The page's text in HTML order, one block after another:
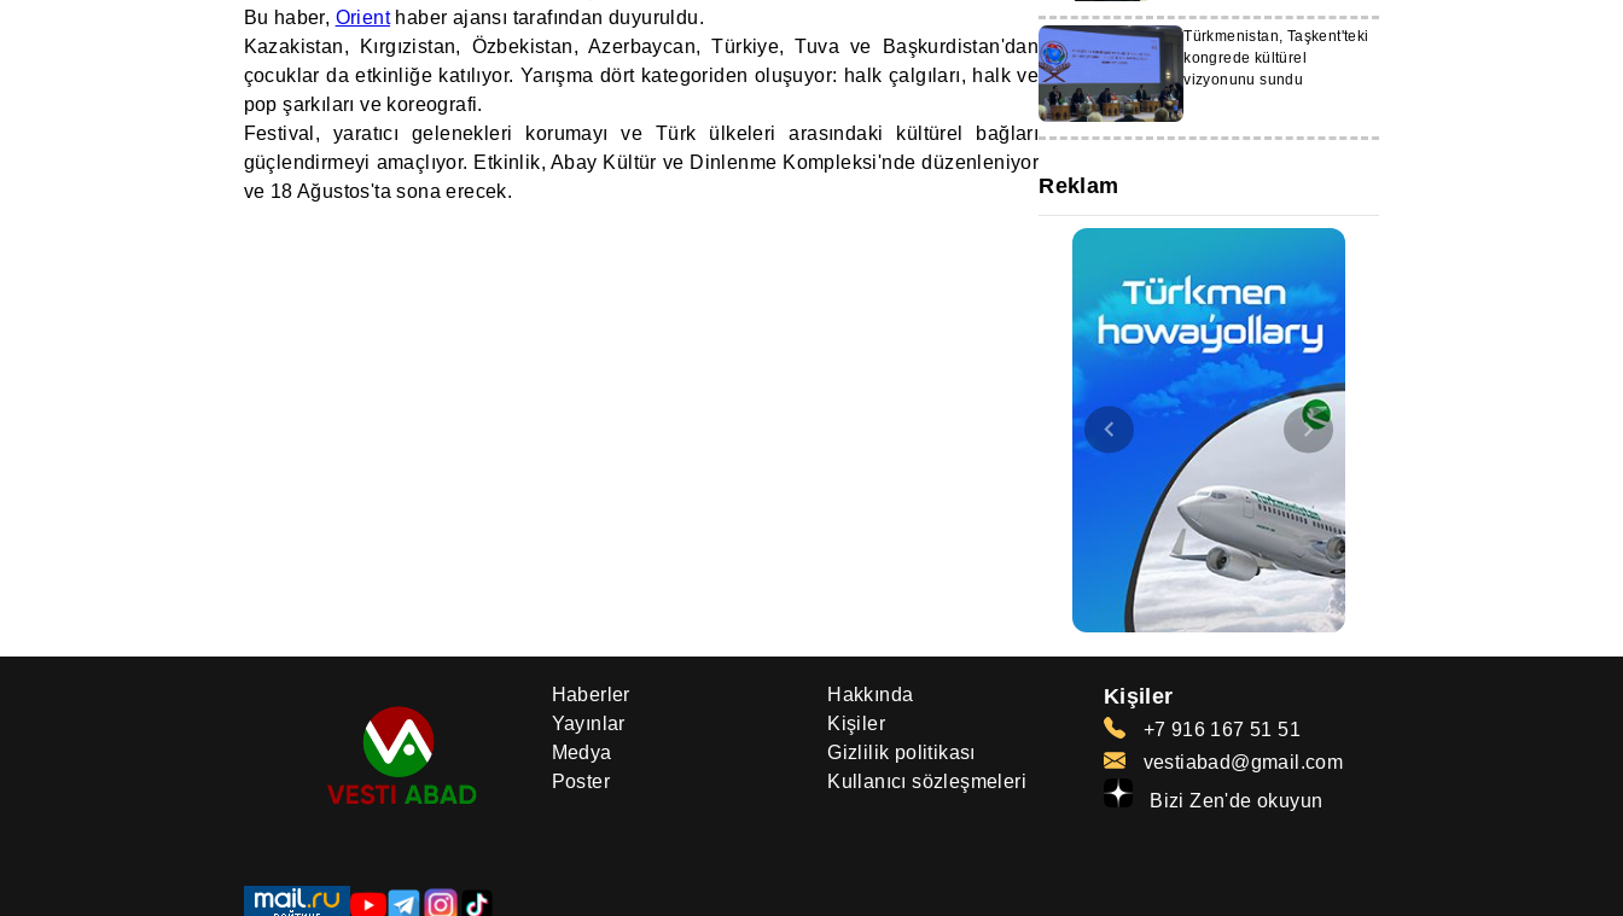
Bu haber, Orienthaber ajansı tarafından duyuruldu.
Kazakistan, Kırgızistan, Özbekistan, Azerbaycan, Türkiye, Tuva ve Başkurdistan'dan
çocuklar da etkinliğe katılıyor. Yarışma dört kategoriden oluşuyor: halk çalgıları, halk ve
pop şarkıları ve koreografi.
Festival, yaratıcı gelenekleri korumayı ve Türk ülkeleri arasındaki kültürel bağları
güçlendirmeyi amaçlıyor. Etkinlik, Abay Kültür ve Dinlenme Kompleksi'nde düzenleniyor
ve 18 Ağustos'ta sona erecek.
Türkmenistan, Taşkent'teki
kongrede kültürel
vizyonunu sundu
Reklam
Haberler
Yayınlar
Medya
Poster
Hakkında
Kişiler
Gizlilik politikası
Kullanıcı sözleşmeleri
Kişiler
+7 916 167 51 51
vestiabad@gmail.com
Bizi Zen'de okuyun